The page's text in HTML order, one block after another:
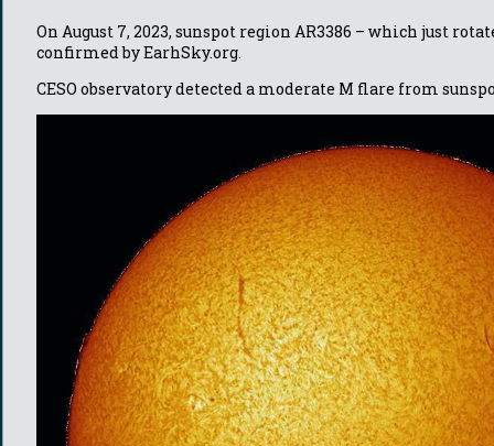
On August 7, 2023, sunspot region AR3386 – which just
confirmed by EarhSky.org.
CESO observatory detected a moderate M flare from